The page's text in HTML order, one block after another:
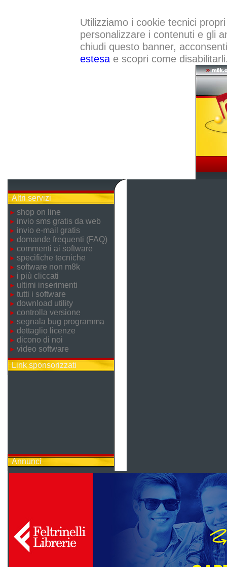
Utilizziamo i cookie tecnici
personalizzare i contenuti e gli
chiudi questo banner,
estesae scopri come
Altri servizi
shop on line
invio sms gratis da web
invio e-mail gratis
domande frequenti (FAQ)
commenti ai software
specifiche tecniche
software non m8k
i più cliccati
ultimi inserimenti
tutti i software
download utility
controlla versione
segnala bug programma
dettaglio licenze
dicono di noi
video software
Link sponsorizzati
Annunci